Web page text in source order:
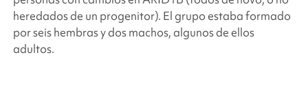
heredados de un progenitor). El grupo estaba formado
por seis hembras y dos machos, algunos de ellos
adultos.